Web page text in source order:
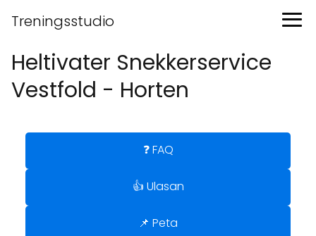
Treningsstudio
Heltivater Snekkerservice
Vestfold - Horten
❓ FAQ
👍 Ulasan
📌 Peta